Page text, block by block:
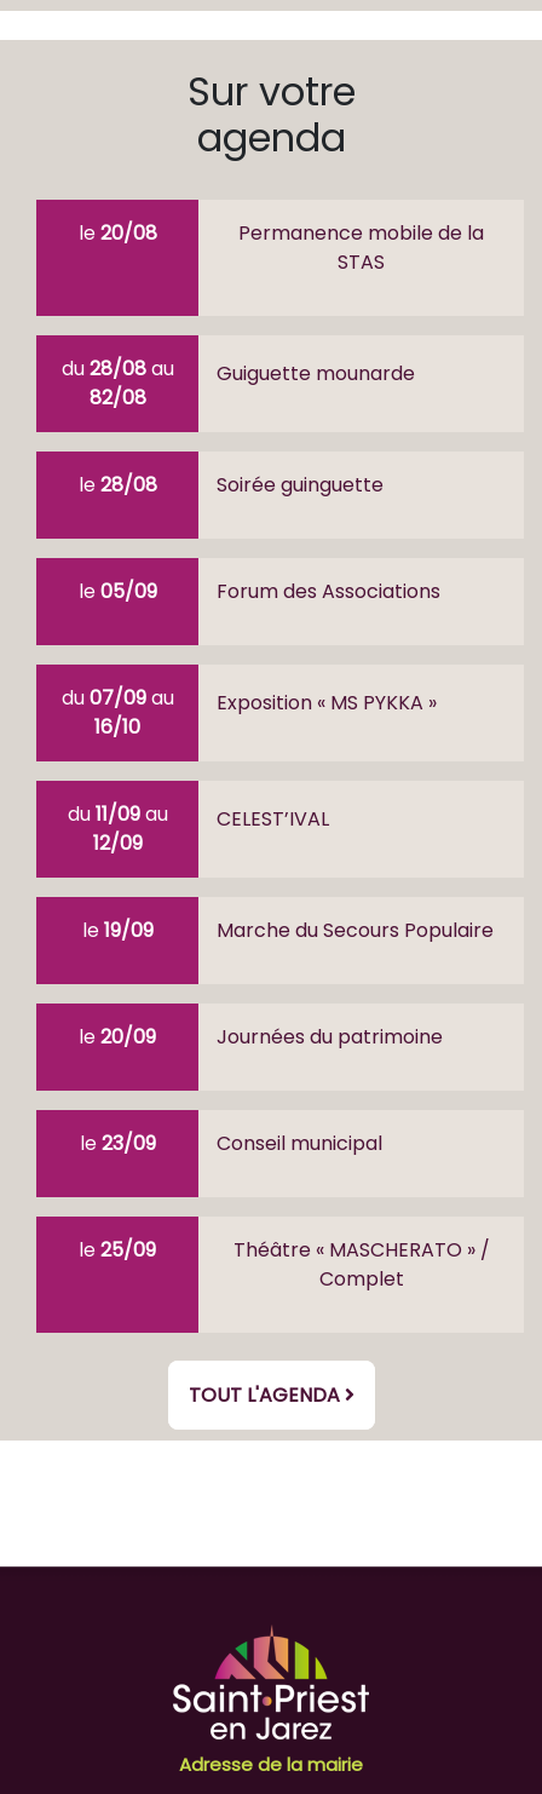
Sur votre
agenda
le20/08
Permanence mobile de la
STAS
du28/08au
82/08
Guiguette mounarde
le28/08 Soirée guinguette
le05/09 Forum des Associations
du07/09au
16/10
Exposition « MS PYKKA »
du11/09au
12/09
CELEST’IVAL
le19/09 Marche du Secours Populaire
le20/09 Journées du patrimoine
le23/09 Conseil municipal
le25/09
Théâtre « MASCHERATO » /
Complet
TOUT L'AGENDA
Adresse de la mairie